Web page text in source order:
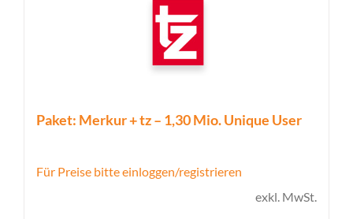
Paket: Merkur + tz – 1,30 Mio. Unique User
Für Preise bitte einloggen/registrieren
exkl. MwSt.